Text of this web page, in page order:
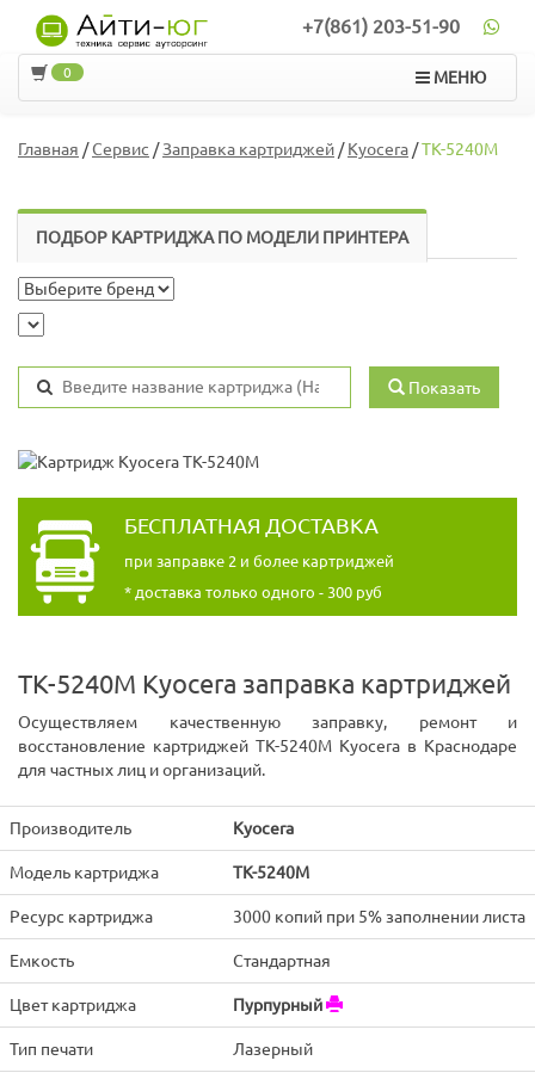
+7(861) 203-51-90
МЕНЮ
0
Главная /Сервис /Заправка картриджей/Kyocera/TK-5240M
ПОДБОР КАРТРИДЖА ПО МОДЕЛИ ПРИНТЕРА
Показать
БЕСПЛАТНАЯ ДОСТАВКА
при заправке 2 и более картриджей
* доставка только одного - 300 руб
TK-5240M Kyocera заправка картриджей
Осуществляем качественную заправку, ремонт и
восстановление картриджей TK-5240M Kyocera в Краснодаре
для частных лиц и организаций.
Производитель Kyocera
Модель картриджа TK-5240M
Ресурс картриджа 3000 копий при 5% заполнении листа
Емкость Стандартная
Цвет картриджа Пурпурный
Тип печати Лазерный